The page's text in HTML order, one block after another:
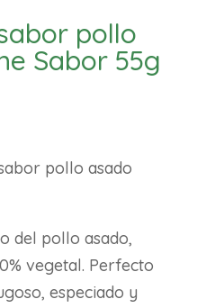
pollo
Sabor 55g
pollo asado
del pollo asado,
vegetal. Perfecto
especiado y